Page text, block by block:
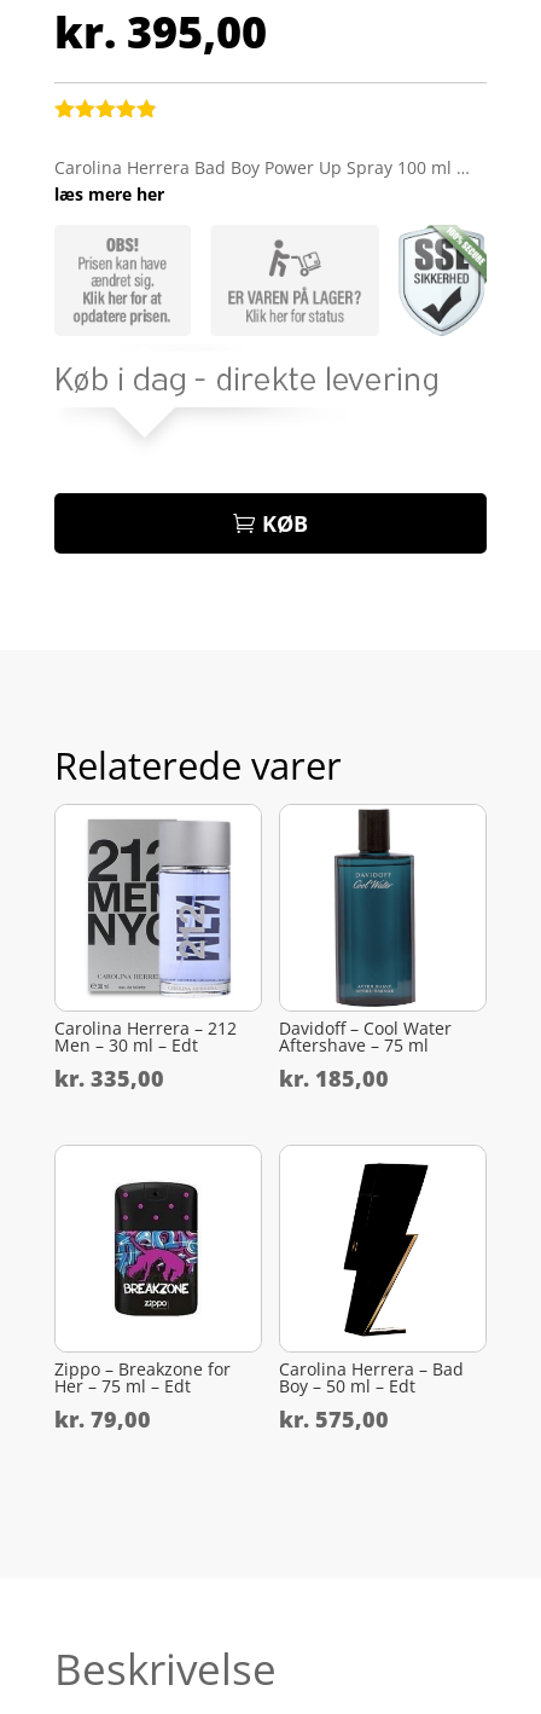
kr. 395,00
ud af 5
baseret på
Carolina Herrera Bad Boy Power Up Spray 100 ml …
læs mere her
KØB
Relaterede varer
Carolina Herrera – 212
Men – 30 ml – Edt
kr.335,00
Davidoff – Cool Water
Aftershave – 75 ml
kr. 185,00
Zippo – Breakzone for
Her – 75 ml – Edt
kr.79,00
Carolina Herrera – Bad
Boy – 50 ml – Edt
kr. 575,00
Beskrivelse